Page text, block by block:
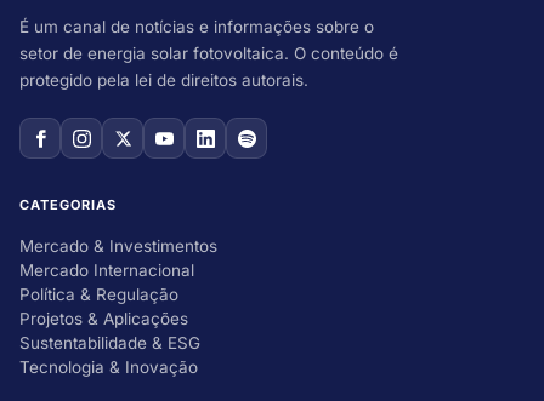
É um canal de notícias e informações sobre o
setor de energia solar fotovoltaica. O conteúdo é
protegido pela lei de direitos autorais.
CATEGORIAS
Mercado & Investimentos
Mercado Internacional
Política & Regulação
Projetos & Aplicações
Sustentabilidade & ESG
Tecnologia & Inovação